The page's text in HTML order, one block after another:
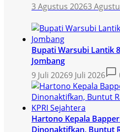
3 Agustus 20263
Bupati Warsubi Lantik
Jombang
9 Juli 20269 Juli 2026
Hartono Kepala
Dinonaktifkan, Buntut